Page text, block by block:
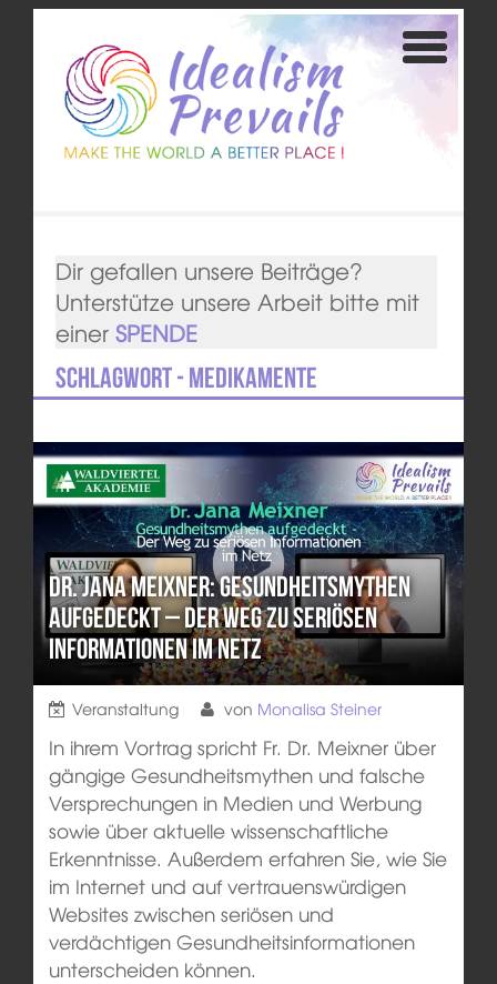
Dir gefallen unsere Beiträge?
Unterstütze unsere Arbeit bitte mit
einer SPENDE
Schlagwort - Medikamente
Dr. Jana Meixner: Gesundheitsmythen
aufgedeckt – Der Weg zu seriösen
Informationen im Netz
Veranstaltung von Monalisa Steiner
In ihrem Vortrag spricht Fr. Dr. Meixner über
gängige Gesundheitsmythen und falsche
Versprechungen in Medien und Werbung
sowie über aktuelle wissenschaftliche
Erkenntnisse. Außerdem erfahren Sie, wie Sie
im Internet und auf vertrauenswürdigen
Websites zwischen seriösen und
verdächtigen Gesundheitsinformationen
unterscheiden können.